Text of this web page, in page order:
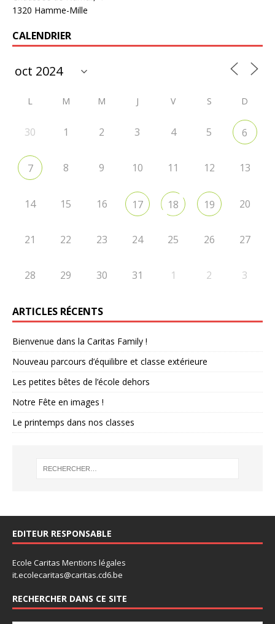
1320 Hamme-Mille
CALENDRIER
L M M J V S D
30 1 2 3 4 5 6
7 8 9 10 11 12 13
14 15 16 17 18 19 20
21 22 23 24 25 26 27
28 29 30 31 1 2 3
ARTICLES RÉCENTS
Bienvenue dans la Caritas Family !
Nouveau parcours d’équilibre et classe extérieure
Les petites bêtes de l’école dehors
Notre Fête en images !
Le printemps dans nos classes
EDITEUR RESPONSABLE
Ecole Caritas Mentions légales
it.ecolecaritas@caritas.cd6.be
RECHERCHER DANS CE SITE